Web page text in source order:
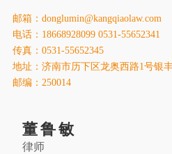
康桥出
邮箱：donglumin@kangqiaolaw.com
电话：18668928099 0531-55652341
传真：0531-55652345
地址：济南市历下区龙奥西路1号银
邮编：250014
董鲁敏
律师